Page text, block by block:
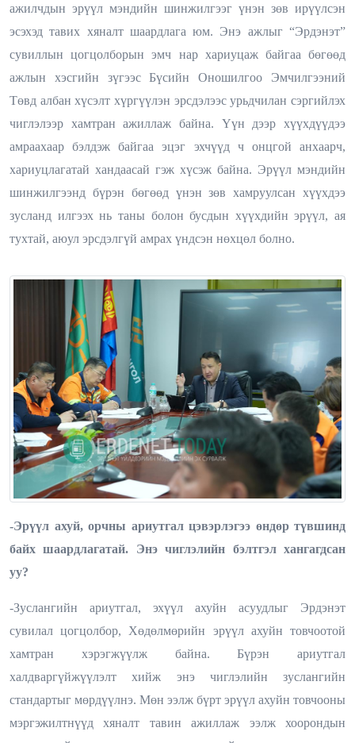
ажилчдын эрүүл мэндийн шинжилгээг үнэн зөв ирүүлсэн
эсэхэд тавих хяналт шаардлага юм. Энэ ажлыг “Эрдэнэт”
сувиллын цогцолборын эмч нар хариуцаж байгаа бөгөөд
ажлын хэсгийн зүгээс Бүсийн Оношилгоо Эмчилгээний
Төвд албан хүсэлт хүргүүлэн эрсдэлээс урьдчилан сэргийлэх
чиглэлээр хамтран ажиллаж байна. Үүн дээр хүүхдүүдээ
амраахаар бэлдэж байгаа эцэг эхчүүд ч онцгой анхаарч,
хариуцлагатай хандаасай гэж хүсэж байна. Эрүүл мэндийн
шинжилгээнд бүрэн бөгөөд үнэн зөв хамруулсан хүүхдээ
зусланд илгээх нь таны болон бусдын хүүхдийн эрүүл, ая
тухтай, аюул эрсдэлгүй амрах үндсэн нөхцөл болно.
-Эрүүл ахуй, орчны ариутгал цэвэрлэгээ өндөр түвшинд
байх шаардлагатай. Энэ чиглэлийн бэлтгэл хангагдсан
уу?
-Зуслангийн ариутгал, эхүүл ахуйн асуудлыг Эрдэнэт
сувилал цогцолбор, Хөдөлмөрийн эрүүл ахуйн товчоотой
хамтран хэрэгжүүлж байна. Бүрэн ариутгал
халдваргүйжүүлэлт хийж энэ чиглэлийн зуслангийн
стандартыг мөрдүүлнэ. Мөн ээлж бүрт эрүүл ахуйн товчооны
мэргэжилтнүүд хяналт тавин ажиллаж ээлж хоорондын